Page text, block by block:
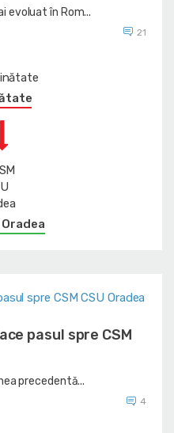
evoluat în Rom...
21
Oradea
pasul spre CSM
precedentă...
4